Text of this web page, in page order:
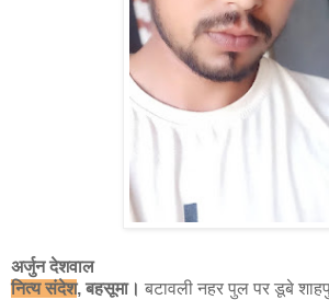
अर्जुन देशवाल
नित्य संदेश, बहसूमा। बटावली नहर पुल पर डूबे